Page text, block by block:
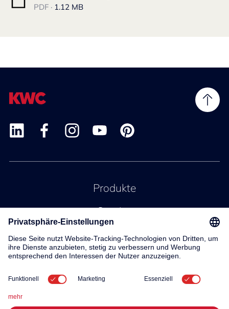
PDF · 1.12 MB
Produkte
Service
Kontakt
Über uns